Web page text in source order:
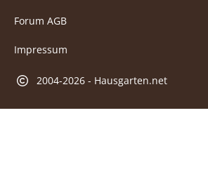
Forum AGB
Impressum
2004-2026 - Hausgarten.net